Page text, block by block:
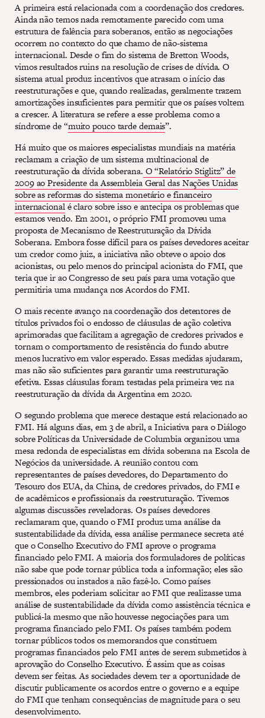
A primeira está relacionada com a coordenação dos credores.
Ainda não temos nada remotamente parecido com uma
estrutura de falência para soberanos, então as negociações
ocorrem no contexto do que chamo de não-sistema
internacional. Desde o fim do sistema de Bretton Woods,
vimos resultados ruins na resolução de crises de dívida. O
sistema atual produz incentivos que atrasam o início das
reestruturações e que, quando realizadas, geralmente trazem
amortizações insuficientes para permitir que os países voltem
a crescer. A literatura se refere a esse problema como a
síndrome de “muito pouco tarde demais”.
Há muito que os maiores especialistas mundiais na matéria
reclamam a criação de um sistema multinacional de
reestruturação da dívida soberana. O “Relatório Stiglitz” de
2009 ao Presidente da Assembleia Geral das Nações Unidas
sobre as reformas do sistema monetário e financeiro
internacionalé claro sobre isso e antecipa os problemas que
estamos vendo. Em 2001, o próprio FMI promoveu uma
proposta de Mecanismo de Reestruturação da Dívida
Soberana. Embora fosse difícil para os países devedores aceitar
um credor como juiz, a iniciativa não obteve o apoio dos
acionistas, ou pelo menos do principal acionista do FMI, que
teria que ir ao Congresso de seu país para uma votação que
permitiria uma mudança nos Acordos do FMI.
O mais recente avanço na coordenação dos detentores de
títulos privados foi o endosso de cláusulas de ação coletiva
aprimoradas que facilitam a agregação de credores privados e
tornam o comportamento de resistência do fundo abutre
menos lucrativo em valor esperado. Essas medidas ajudaram,
mas não são suficientes para garantir uma reestruturação
efetiva. Essas cláusulas foram testadas pela primeira vez na
reestruturação da dívida da Argentina em 2020.
O segundo problema que merece destaque está relacionado ao
FMI. Há alguns dias, em 3 de abril, a Iniciativa para o Diálogo
sobre Políticas da Universidade de Columbia organizou uma
mesa redonda de especialistas em dívida soberana na Escola de
Negócios da universidade. A reunião contou com
representantes de países devedores, do Departamento do
Tesouro dos EUA, da China, de credores privados, do FMI e
de acadêmicos e profissionais da reestruturação. Tivemos
algumas discussões reveladoras. Os países devedores
reclamaram que, quando o FMI produz uma análise da
sustentabilidade da dívida, essa análise permanece secreta até
que o Conselho Executivo do FMI aprove o programa
financiado pelo FMI. A maioria dos formuladores de políticas
não sabe que pode tornar pública toda a informação; eles são
pressionados ou instados a não fazê-lo. Como países
membros, eles poderiam solicitar ao FMI que realizasse uma
análise de sustentabilidade da dívida como assistência técnica e
publicá-la mesmo que não houvesse negociações para um
programa financiado pelo FMI. Os países também podem
tornar públicos todos os memorandos que constituem
programas financiados pelo FMI antes de serem submetidos à
aprovação do Conselho Executivo. É assim que as coisas
devem ser feitas. As sociedades devem ter a oportunidade de
discutir publicamente os acordos entre o governo e a equipe
do FMI que tenham consequências de magnitude para o seu
desenvolvimento.